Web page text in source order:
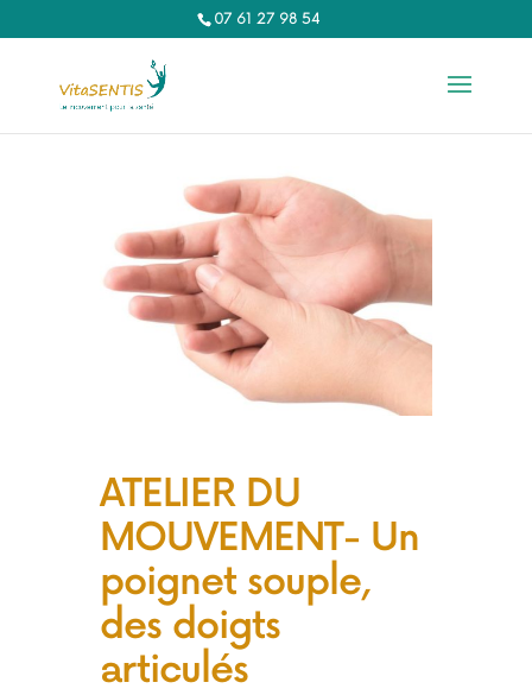
07 61 27 98 54‬
ATELIER DU
MOUVEMENT- Un
poignet souple,
des doigts
articulés